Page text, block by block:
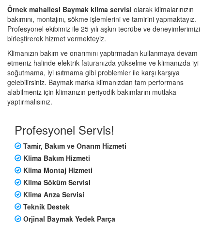
Örnek mahallesi Baymak klima servisi olarak klimalarınızın
bakımını, montajını, sökme işlemlerini ve tamirini yapmaktayız.
Profesyonel ekibimiz ile 25 yılı aşkın tecrübe ve deneyimlerimizi
birleştirerek hizmet vermekteyiz.
Klimanızın bakım ve onarımını yaptırmadan kullanmaya devam
etmeniz halinde elektrik faturanızda yükselme ve klimanızda iyi
soğutmama, iyi ısıtmama gibi problemler ile karşı karşıya
gelebilirsiniz. Baymak marka klimanızdan tam performans
alabilmeniz için klimanızın periyodik bakımlarını mutlaka
yaptırmalısınız.
Profesyonel Servis!
Tamir, Bakım ve Onarım Hizmeti
Klima Bakım Hizmeti
Klima Montaj Hizmeti
Klima Söküm Servisi
Klima Arıza Servisi
Teknik Destek
Orjinal Baymak Yedek Parça